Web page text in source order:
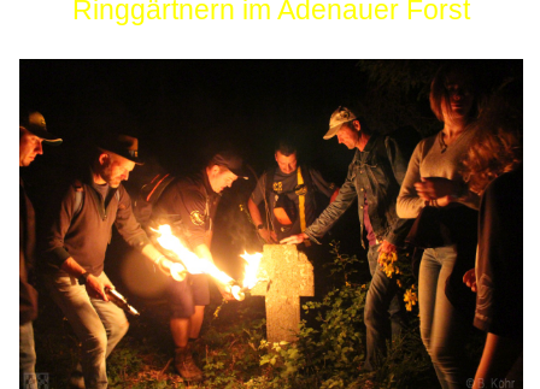
Ringgärtnern im Adenauer Forst